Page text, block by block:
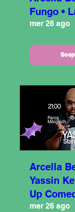
Fungo •
mer 26 ago
Arcella
Yassin
Up
mer 26 ago